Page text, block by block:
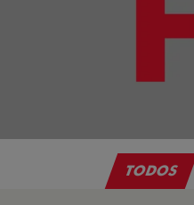
TODOS